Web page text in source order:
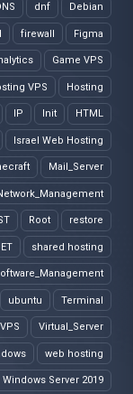
Debian
dnf
Figma
firewall
Game VPS
Hosting
VPS
HTML
Init
IP
Israel Web Hosting
Mail_Server
restore
Root
shared hosting
Terminal
ubuntu
Virtual_Server
VPS
web hosting
Windows Server 2019